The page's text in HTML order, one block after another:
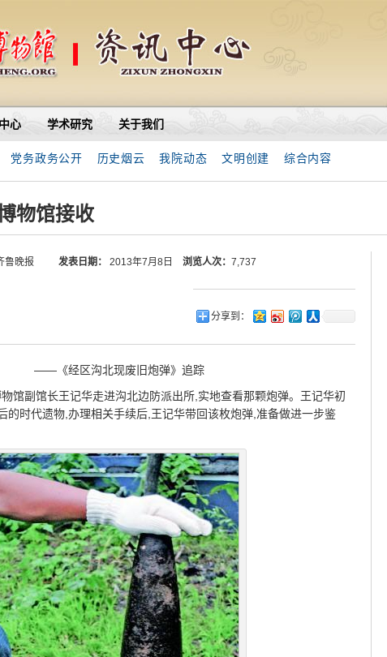
心 学术研究 关于我们
党务政务公开 历史烟云 我院动态 文明创建 综合内容
物馆接收
鲁晚报 发表日期： 2013年7月8日 浏览人次： 7,737
分享到：
——《经区沟北现废旧炮弹》追踪
馆副馆长王记华走进沟北边防派出所,实地查看那颗炮弹。王记华初
的时代遗物,办理相关手续后,王记华带回该枚炮弹,准备做进一步鉴